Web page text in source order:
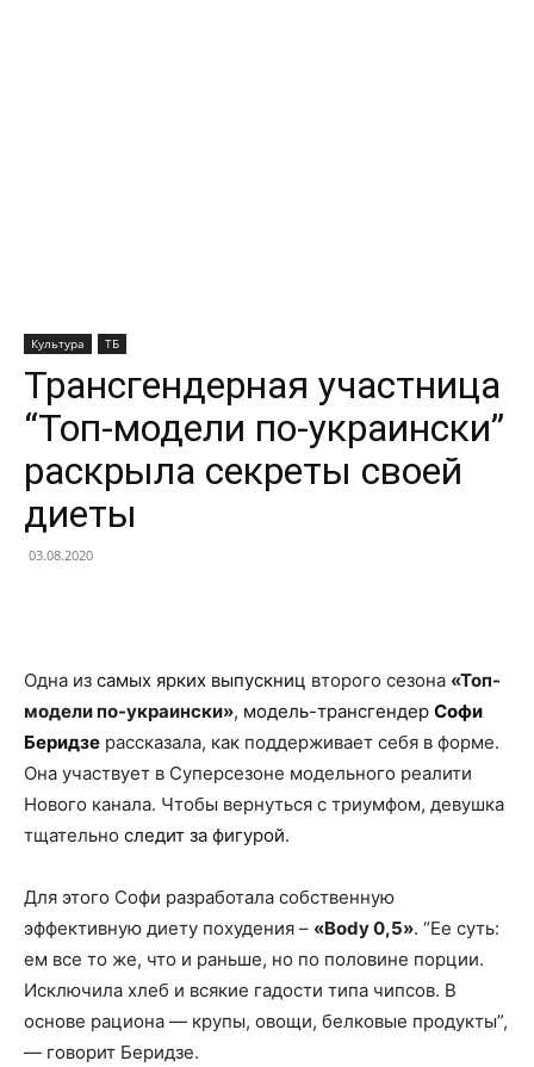
Культура ТБ
Трансгендерная участница
“Топ-модели по-украински”
раскрыла секреты своей
диеты
03.08.2020
Одна из самых ярких выпускниц второго сезона «Топ-
модели по-украински», модель-трансгендер Софи
Беридзе рассказала, как поддерживает себя в форме.
Она участвует в Суперсезоне модельного реалити
Нового канала. Чтобы вернуться с триумфом, девушка
тщательно следит за фигурой.
Для этого Софи разработала собственную
эффективную диету похудения – «Body 0,5». “Ее суть:
ем все то же, что и раньше, но по половине порции.
Исключила хлеб и всякие гадости типа чипсов. В
основе рациона — крупы, овощи, белковые продукты”,
— говорит Беридзе.